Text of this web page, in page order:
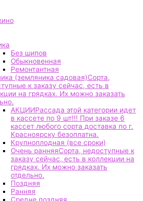
Без шипов
Обыкновенная
Ремонтантная
(земляника садовая)Сорта,
к заказу сейчас, есть в
на грядках. Их можно заказать
АКЦИИРассада этой категории идет
в кассете по 9 шт!!! При заказе 6
кассет любого сорта доставка по г.
Красноярску безоплатна.
Крупноплодная (все сроки)
Очень ранняяСорта, недоступные к
заказу сейчас, есть в коллекции на
грядках. Их можно заказать
отдельно.
Поздняя
Ранняя